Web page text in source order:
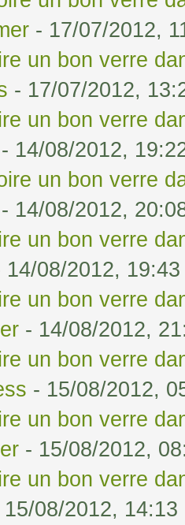
- 17/07/2012,
un bon verre
- 17/07/2012,
un bon verre
- 14/08/2012,
un bon verre
- 14/08/2012,
un bon verre
14/08/2012, 19:43
un bon verre
- 14/08/2012,
un bon verre
- 15/08/2012,
un bon verre
- 15/08/2012,
un bon verre
15/08/2012, 14:13